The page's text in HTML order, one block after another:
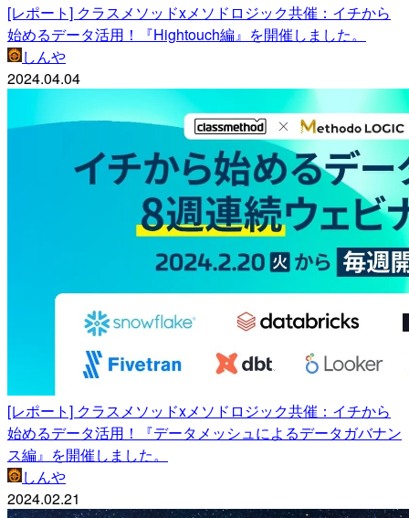
[レポート] クラスメソッドxメソドロジック共催：イチから
始めるデータ活用！『Hightouch編』を開催しました。
しんや
2024.04.04
[レポート] クラスメソッドxメソドロジック共催：イチから
始めるデータ活用！『データメッシュによるデータガバナン
ス編』を開催しました。
しんや
2024.02.21